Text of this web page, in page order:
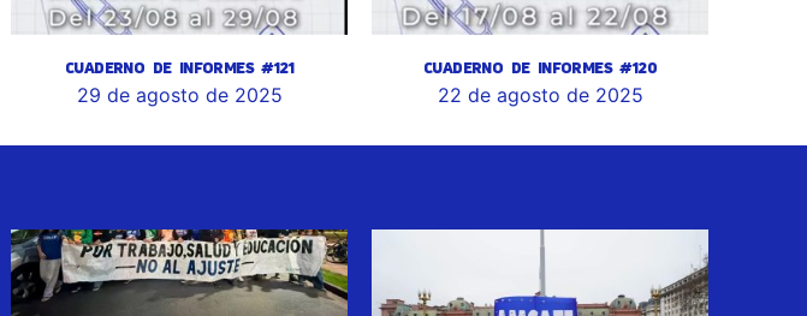
CUADERNO DE INFORMES #121
29 de agosto de 2025
CUADERNO DE INFORMES #120
22 de agosto de 2025